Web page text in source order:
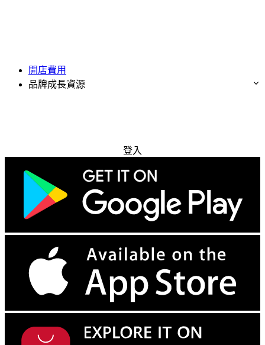
開店費用
品牌成長資源
登入